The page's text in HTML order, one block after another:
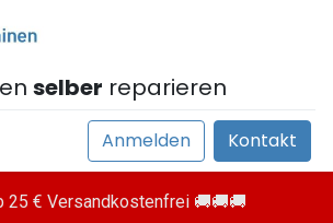
selber reparieren
Anmelden Kontakt
25 € Versandkostenfrei 🚚🚚🚚